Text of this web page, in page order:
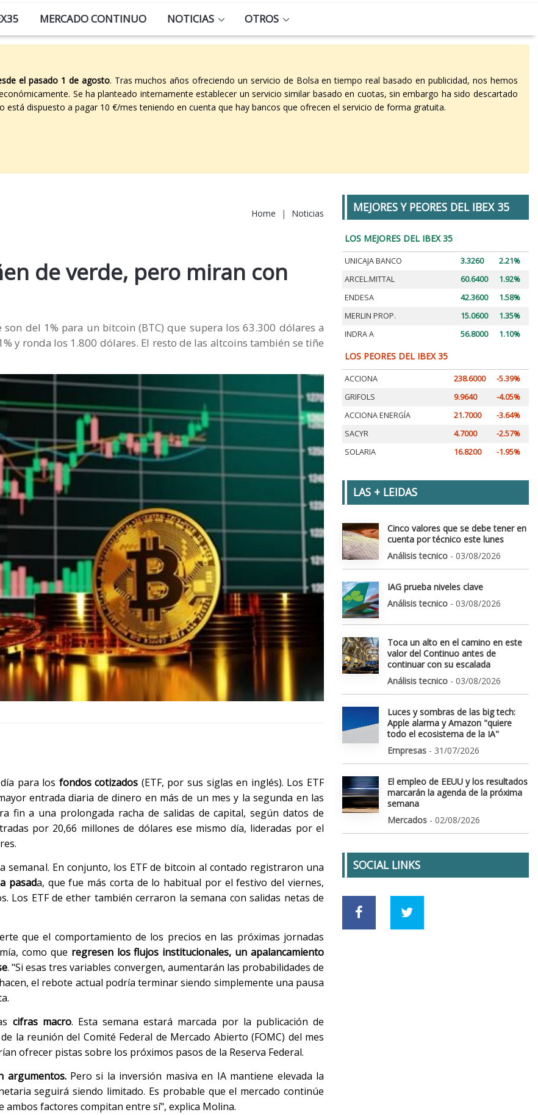
MERCADO CONTINUO NOTICIAS OTROS
el pasado 1 de agosto. Tras muchos años ofreciendo un servicio de Bolsa en tiempo real basado en publicidad, nos hemos
Se ha planteado internamente establecer un servicio similar basado en cuotas, sin embargo ha sido descartado
está dispuesto a pagar 10 €/mes teniendo en cuenta que hay bancos que ofrecen el servicio de forma gratuita.
Home | Noticias
de verde, pero miran con
del 1% para un bitcoin (BTC) que supera los 63.300 dólares a
y ronda los 1.800 dólares. El resto de las altcoins también se tiñe
para los fondos cotizados (ETF, por sus siglas en inglés). Los ETF
entrada diaria de dinero en más de un mes y la segunda en las
fin a una prolongada racha de salidas de capital, según datos de
por 20,66 millones de dólares ese mismo día, lideradas por el
En conjunto, los ETF de bitcoin al contado registraron una
pasada, que fue más corta de lo habitual por el festivo del viernes,
Los ETF de ether también cerraron la semana con salidas netas de
que el comportamiento de los precios en las próximas jornadas
como que regresen los flujos institucionales, un apalancamiento
. "Si esas tres variables convergen, aumentarán las probabilidades de
el rebote actual podría terminar siendo simplemente una pausa
cifras macro. Esta semana estará marcada por la publicación de
la reunión del Comité Federal de Mercado Abierto (FOMC) del mes
ofrecer pistas sobre los próximos pasos de la Reserva Federal.
argumentos.Pero si la inversión masiva en IA mantiene elevada la
seguirá siendo limitado. Es probable que el mercado continúe
factores compitan entre sí", explica Molina.
MEJORES Y PEORES DEL IBEX 35
LOS MEJORES DEL IBEX 35
UNICAJA BANCO 3.3260
2.21%
ARCEL.MITTAL
60.6400
1.92%
ENDESA
42.3600
1.58%
MERLIN PROP.
15.0600
1.35%
INDRA A
56.8000 1.10%
LOS PEORES DEL IBEX 35
ACCIONA 238.6000
-5.39%
GRIFOLS
9.9640
-4.05%
ACCIONA ENERGÍA
21.7000
-3.64%
SACYR
4.7000
-2.57%
SOLARIA
16.8200 -1.95%
LAS + LEIDAS
Cinco valores que se debe tener en
cuenta por técnico este lunes
Análisis tecnico - 03/08/2026
IAG prueba niveles clave
Análisis tecnico - 03/08/2026
Toca un alto en el camino en este
valor del Continuo antes de
continuar con su escalada
Análisis tecnico - 03/08/2026
Luces y sombras de las big tech:
Apple alarma y Amazon "quiere
todo el ecosistema de la IA"
Empresas - 31/07/2026
El empleo de EEUU y los resultados
marcarán la agenda de la próxima
semana
Mercados - 02/08/2026
SOCIAL LINKS